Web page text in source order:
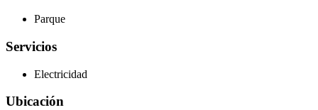
Parque
Servicios
Electricidad
Ubicación